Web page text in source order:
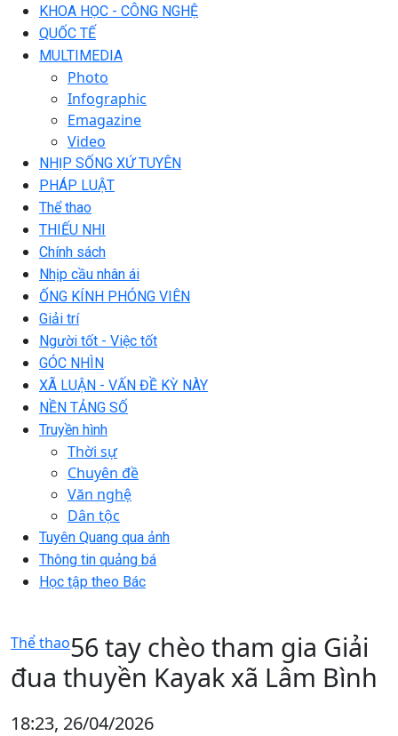
KHOA HỌC - CÔNG NGHỆ
QUỐC TẾ
MULTIMEDIA
Photo
Infographic
Emagazine
Video
NHỊP SỐNG XỨ TUYÊN
PHÁP LUẬT
Thể thao
THIẾU NHI
Chính sách
Nhịp cầu nhân ái
ỐNG KÍNH PHÓNG VIÊN
Giải trí
Người tốt - Việc tốt
GÓC NHÌN
XÃ LUẬN - VẤN ĐỀ KỲ NÀY
NỀN TẢNG SỐ
Truyền hình
Thời sự
Chuyên đề
Văn nghệ
Dân tộc
Tuyên Quang qua ảnh
Thông tin quảng bá
Học tập theo Bác
Thể thao56 tay chèo tham gia Giải
đua thuyền Kayak xã Lâm Bình
18:23, 26/04/2026